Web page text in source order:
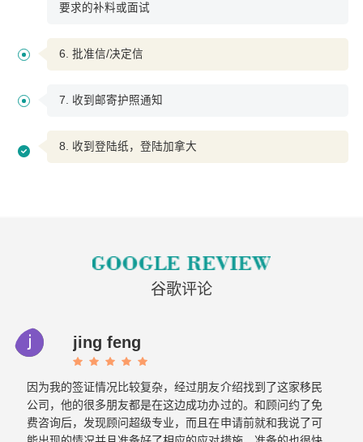
要求的补料或面试
6. 批准信/决定信
7. 收到邮寄护照通知
8. 收到登陆纸，登陆加拿大
谷歌评论
jing feng
因为我的签证情况比较复杂，经过朋友介绍找到了这家移民
公司，他的很多朋友都是在这边成功办过的。和顾问约了免
费咨询后，发现顾问超级专业，而且在申请前就和我说了可